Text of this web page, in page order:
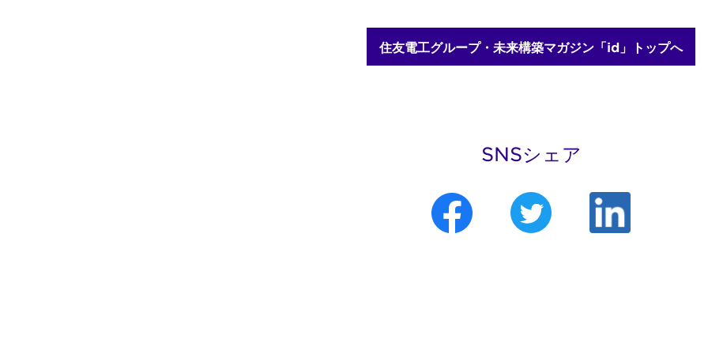
住友電工グループ・未来構築マガジン「id」トップへ
SNSシェア